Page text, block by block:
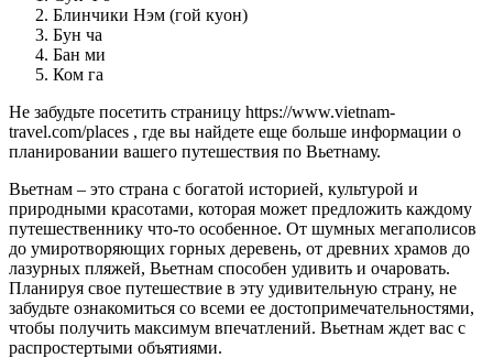
Блинчики Нэм (гой куон)
Бун ча
Бан ми
Ком га
Не забудьте посетить страницу https://www.vietnam-
travel.com/places , где вы найдете еще больше информации о
планировании вашего путешествия по Вьетнаму.
Вьетнам – это страна с богатой историей, культурой и
природными красотами, которая может предложить каждому
путешественнику что-то особенное. От шумных мегаполисов
до умиротворяющих горных деревень, от древних храмов до
лазурных пляжей, Вьетнам способен удивить и очаровать.
Планируя свое путешествие в эту удивительную страну, не
забудьте ознакомиться со всеми ее достопримечательностями,
чтобы получить максимум впечатлений. Вьетнам ждет вас с
распростертыми объятиями.